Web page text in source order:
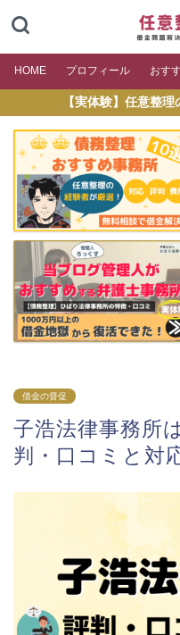
HOME プロフィール おす
【実体験】任意整
借金の督促
子浩法律事務所
判・口コミと対